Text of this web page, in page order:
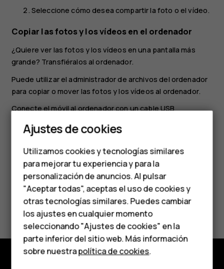
Smartphones
Teléfonos clásicos
Teléfonos para
personas mayores
Accesorios
HMD Terra M
Para empresas
Tabletas
Seleccione cómo desea compartir la foto o el vídeo.
Copiar las fotos y los vídeos en el ordenador
¿Quiere ver las fotos y los vídeos en una pantalla más
grande? Transfiéralos al ordenador.
Puede utilizar el administrador de archivos del ordenador
para copiar o mover las fotos y los vídeos al ordenador.
Conecte el móvil al ordenador con un cable USB
el panel de notificaciones y toque la notificación de USB.
¿Te ha parecido útil?
Sí No
Ajustes de cookies
Utilizamos cookies y tecnologías similares
para mejorar tu experiencia y para la
personalización de anuncios. Al pulsar
"Aceptar todas", aceptas el uso de cookies y
otras tecnologías similares. Puedes cambiar
los ajustes en cualquier momento
seleccionando "Ajustes de cookies" en la
parte inferior del sitio web. Más información
sobre nuestrapolítica de cookies.